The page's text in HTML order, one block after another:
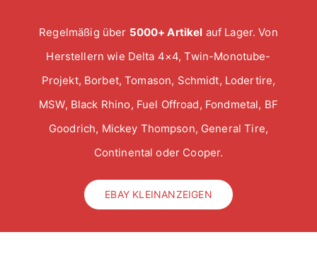
Regelmäßig über 5000+ Artikel auf Lager. Von
Herstellern wie Delta 4×4, Twin-Monotube-
Projekt, Borbet, Tomason, Schmidt, Lodertire,
MSW, Black Rhino, Fuel Offroad, Fondmetal, BF
Goodrich, Mickey Thompson, General Tire,
Continental oder Cooper.
EBAY KLEINANZEIGEN